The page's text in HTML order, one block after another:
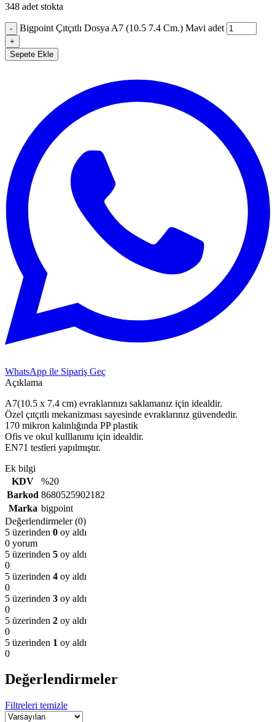
348 adet stokta
- Bigpoint Çıtçıtlı Dosya A7 (10.5 7.4 Cm.) Mavi adet
+
Sepete Ekle
WhatsApp ile Sipariş Geç
Açıklama
A7(10.5 x 7.4 cm) evraklarınızı saklamanız için idealdir.
Özel çıtçıtlı mekanizması sayesinde evraklarınız güvendedir.
170 mikron kalınlığında PP plastik
Ofis ve okul kulllanımı için idealdir.
EN71 testleri yapılmıştır.
Ek bilgi
KDV
%20
Barkod 8680525902182
Marka bigpoint
Değerlendirmeler (0)
5 üzerinden 0 oy aldı
0 yorum
5 üzerinden 5 oy aldı
0
5 üzerinden 4 oy aldı
0
5 üzerinden 3 oy aldı
0
5 üzerinden 2 oy aldı
0
5 üzerinden 1 oy aldı
0
Değerlendirmeler
Filtreleri temizle